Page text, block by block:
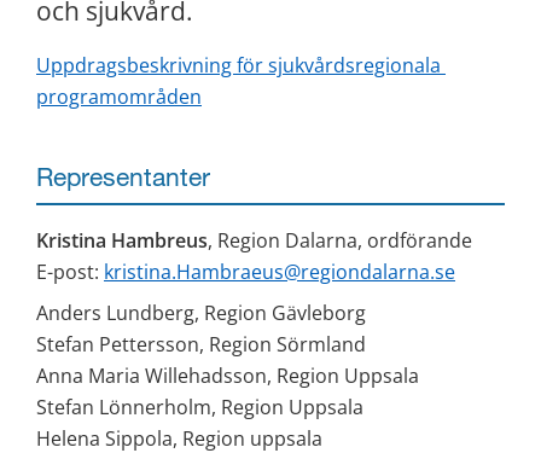
och sjukvård.
Uppdragsbeskrivning för sjukvårdsregionala
programområden
Representanter
Kristina Hambreus, Region Dalarna, ordförande
E-post: kristina.Hambraeus@regiondalarna.se
Anders Lundberg, Region Gävleborg
Stefan Pettersson, Region Sörmland
Anna Maria Willehadsson, Region Uppsala
Stefan Lönnerholm, Region Uppsala
Helena Sippola, Region uppsala